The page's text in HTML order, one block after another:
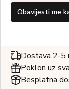
Obavijesti me
Dostava 2-5
Poklon uz
Besplatna